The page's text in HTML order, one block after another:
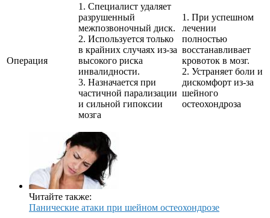
Операция
1. Специалист удаляет
разрушенный
межпозвоночный диск.
2. Используется только
в крайних случаях из-за
высокого риска
инвалидности.
3. Назначается при
частичной парализации
и сильной гипоксии
мозга
1. При успешном
лечении
полностью
восстанавливает
кровоток в мозг.
2. Устраняет боли и
дискомфорт из-за
шейного
остеохондроза
Читайте также:
Панические атаки при шейном остеохондрозе